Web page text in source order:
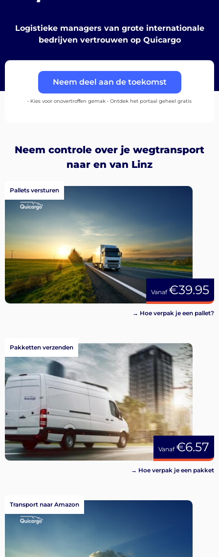
Nederlands
Inloggen
Aanmelden
Logistieke managers van grote internationale
bedrijven vertrouwen op Quicargo
Neem deel aan de toekomst
• Kies voor onovertroffen gemak • Ontdek het portaal geheel gratis
Neem controle over je wegtransport
naar en van Linz
Vanaf€39.95
Pallets versturen
→ Hoe verpak je een pallet?
Vanaf€6.57
Pakketten verzenden
→ Hoe verpak je een pakket
Transport naar Amazon